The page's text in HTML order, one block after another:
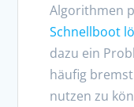
Algorithmen
Schnellboot
dazu ein
häufig
nutzen zu